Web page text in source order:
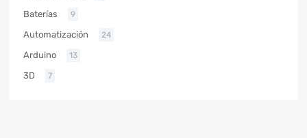
Baterías 9
Automatización 24
Arduino 13
3D 7